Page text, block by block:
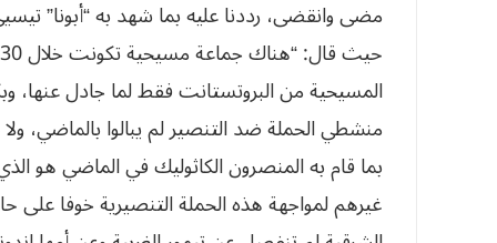
المسيحية من البروتستانت فقط لما جادل عنها،
منشطي الحملة ضد التنصير لم يبالوا بالماضي،
بما قام به المنصرون الكاثوليك في الماضي هو